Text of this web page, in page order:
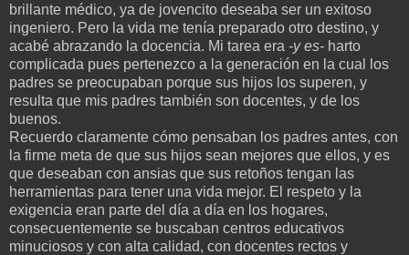
brillante médico, ya de jovencito deseaba ser un exitoso
ingeniero. Pero la vida me tenía preparado otro destino, y
acabé abrazando la docencia. Mi tarea era -y es- harto
complicada pues pertenezco a la generación en la cual los
padres se preocupaban porque sus hijos los superen, y
resulta que mis padres también son docentes, y de los
buenos.
Recuerdo claramente cómo pensaban los padres antes, con
la firme meta de que sus hijos sean mejores que ellos, y es
que deseaban con ansias que sus retoños tengan las
herramientas para tener una vida mejor. El respeto y la
exigencia eran parte del día a día en los hogares,
consecuentemente se buscaban centros educativos
minuciosos y con alta calidad, con docentes rectos y